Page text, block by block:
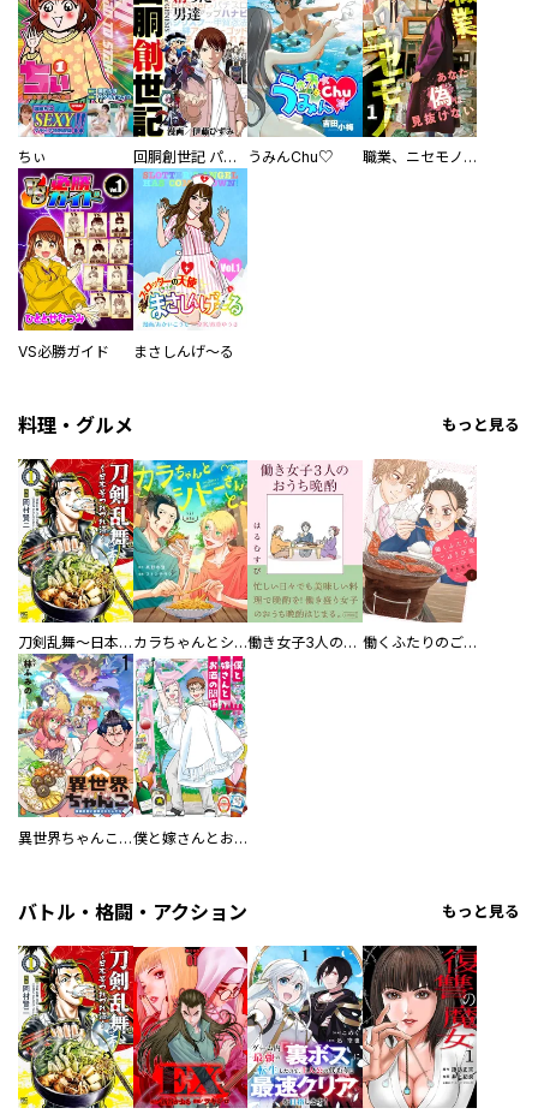
ちぃ 回胴創世記 パチスロを創った男達 うみんChu♡ 職業、ニセモノ～あなたに偽は見抜けない【電子単行本版】
VS必勝ガイド まさしんげ～る
料理・グルメ もっと見る
刀剣乱舞～日本号つれづれ酒～ カラちゃんとシトーさんと、 【分冊版】 働き女子3人のおうち晩酌 働くふたりのごほうび飯
異世界ちゃんこ～横綱目前に召喚されたんだが～ 【連載版】 僕と嫁さんとお酒の関係
バトル・格闘・アクション もっと見る